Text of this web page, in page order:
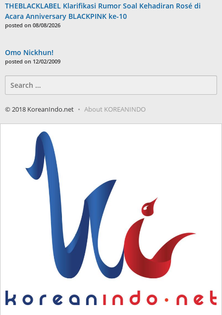
THEBLACKLABEL Klarifikasi Rumor Soal Kehadiran Rosé di
Acara Anniversary BLACKPINK ke-10
posted on 08/08/2026
Omo Nickhun!
posted on 12/02/2009
for:
© 2018 KoreanIndo.net About KOREANINDO